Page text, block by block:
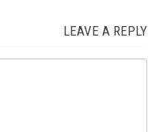
LEAVE A REPLY